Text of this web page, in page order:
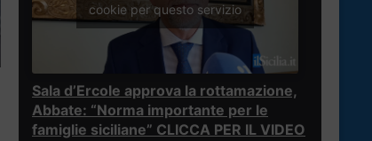
cookie per questo servizio
Sala d’Ercole approva la rottamazione,
Abbate: “Norma importante per le
famiglie siciliane” CLICCA PER IL VIDEO